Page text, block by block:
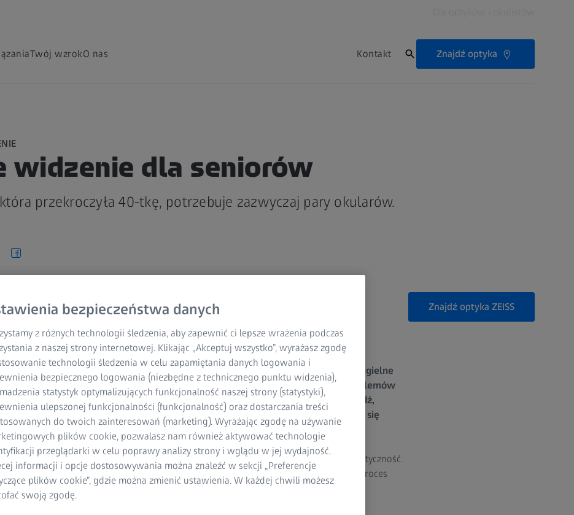
Twój wzrokO nas Kontakt Znajdź optyka
widzenie dla seniorów
przekroczyła 40-tkę, potrzebuje zazwyczaj pary okularów.
Znajdź optyka ZEISS
się starzeje mogą Państwo mieć problemy z przeprowadzeniem nitki przez ucho igielne
trzymać gazetę daleko od oczu, aby móc ją przeczytać. Są to pierwsze oznaki problemów
z wiekiem. Jest to normalny proces i nie należy się tym martwić. Bądź co bądź,
okulary i soczewki progresywne, gwarantujące możliwość dalszego cieszenia się
pomiędzy 40 a 50 rokiem życia: Soczewka oraz mięśnie okrężne oczu mogą tracić elastyczność.
automatycznie dostosowywać się i adaptować do różnych odległości, który to proces
nazywają akomodacją. Akomodacja powoduje napinanie soczewki oka w celu
odległości.
bezpieczeństwa danych
z różnych technologii śledzenia, aby zapewnić ci lepsze wrażenia podczas
z naszej strony internetowej. Klikając „Akceptuj wszystko”, wyrażasz zgodę
technologii śledzenia w celu zapamiętania danych logowania i
bezpiecznego logowania (niezbędne z technicznego punktu widzenia),
statystyk optymalizujących funkcjonalność naszej strony (statystyki),
ulepszonej funkcjonalności (funkcjonalność) oraz dostarczania treści
do twoich zainteresowań (marketing). Wyrażając zgodę na używanie
plików cookie, pozwalasz nam również aktywować technologie
przeglądarki w celu poprawy analizy strony i wglądu w jej wydajność.
informacji i opcje dostosowywania można znaleźć w sekcji „Preferencje
plików cookie”, gdzie można zmienić ustawienia. W każdej chwili możesz
swoją zgodę.